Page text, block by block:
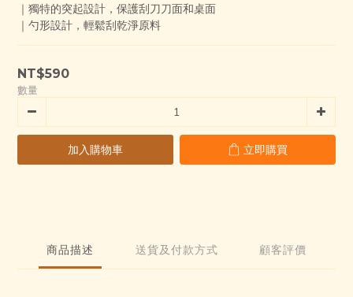
惠！
｜獨特的突起設計，保護刮刀刀面和桌面
｜勺形設計，輕鬆刮乾淨原料
NT$590
數量
加入購物車 立即購買
商品描述 送貨及付款方式 顧客評價